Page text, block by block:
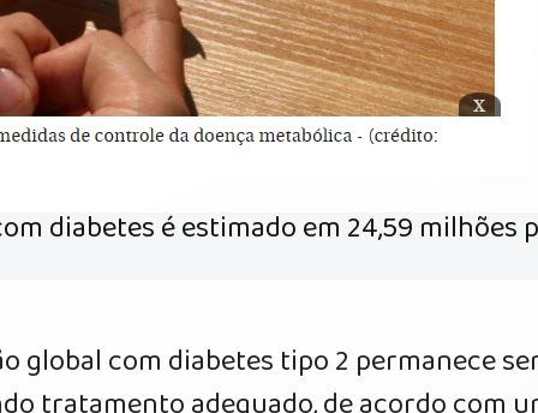
diabetes é estimado em 24,59 milhões
global com diabetes tipo 2 permanece